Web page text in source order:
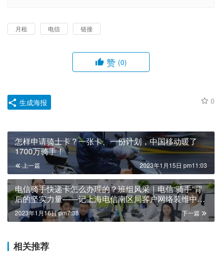
月租 电信 链接
赞 (0)
0
生成海报
怎样申请骑士卡？一张卡、一份计划，中国移动暖了
1700万骑手！
上一篇 2023年1月15日 pm11:03
电信骑手快递卡怎么办理的？班组风采｜电信“骑手”背
后的坚实力量——记上海电信南区局客户网络装维中心
装维支撑保障组！
下一篇
2023年1月16日 pm7:38
相关推荐